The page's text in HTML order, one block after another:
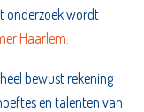
onderzoek wordt
Haarlem.
bewust rekening
en talenten van